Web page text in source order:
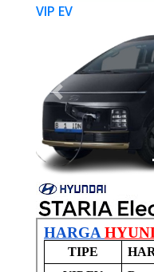
VIP EV
Previous